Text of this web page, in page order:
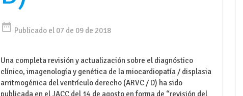
date_range Publicado el 07 de 09 de 2018
Una completa revisión y actualización sobre el diagnóstico
clínico, imagenología y genética de la miocardiopatía / displasia
arritmogénica del ventrículo derecho (ARVC / D) ha sido
publicada en el JACC del 14 de agosto en forma de “revisión del